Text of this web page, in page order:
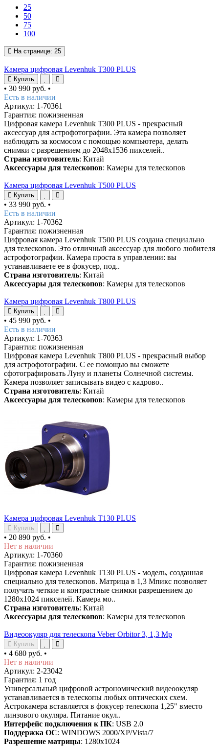
25
50
75
100
На странице: 25
Камера цифровая Levenhuk T300 PLUS
Купить
• 30 990 руб. •
Есть в наличии
Артикул: 1-70361
Гарантия: пожизненная
Цифровая камера Levenhuk T300 PLUS - прекрасный
аксессуар для астрофотографии. Эта камера позволяет
наблюдать за космосом с помощью компьютера, делать
снимки с разрешением до 2048x1536 пикселей..
Страна изготовитель: Китай
Аксессуары для телескопов: Камеры для телескопов
Камера цифровая Levenhuk T500 PLUS
Купить
• 33 990 руб. •
Есть в наличии
Артикул: 1-70362
Гарантия: пожизненная
Цифровая камера Levenhuk T500 PLUS создана специально
для телескопов. Это отличный аксессуар для любого любителя
астрофотографии. Камера проста в управлении: вы
устанавливаете ее в фокусер, под..
Страна изготовитель: Китай
Аксессуары для телескопов: Камеры для телескопов
Камера цифровая Levenhuk T800 PLUS
Купить
• 45 990 руб. •
Есть в наличии
Артикул: 1-70363
Гарантия: пожизненная
Цифровая камера Levenhuk T800 PLUS - прекрасный выбор
для астрофотографии. С ее помощью вы сможете
сфотографировать Луну и планеты Солнечной системы.
Камера позволяет записывать видео с кадрово..
Страна изготовитель: Китай
Аксессуары для телескопов: Камеры для телескопов
Камера цифровая Levenhuk T130 PLUS
Купить
• 20 890 руб. •
Нет в наличии
Артикул: 1-70360
Гарантия: пожизненная
Цифровая камера Levenhuk T130 PLUS - модель, созданная
специально для телескопов. Матрица в 1,3 Мпикс позволяет
получать четкие и контрастные снимки разрешением до
1280x1024 пикселей. Камера мо..
Страна изготовитель: Китай
Аксессуары для телескопов: Камеры для телескопов
Видеоокуляр для телескопа Veber Orbitor 3, 1,3 Mp
Купить
• 4 680 руб. •
Нет в наличии
Артикул: 2-23042
Гарантия: 1 год
Универсальный цифровой астрономический видеоокуляр
устанавливается в телескопы любых оптических схем.
Астрокамера вставляется в фокусер телескопа 1,25" вместо
линзового окуляра. Питание окул..
Интерфейс подключения к ПК: USB 2.0
Поддержка ОС: WINDOWS 2000/XP/Vista/7
Разрешение матрицы: 1280x1024